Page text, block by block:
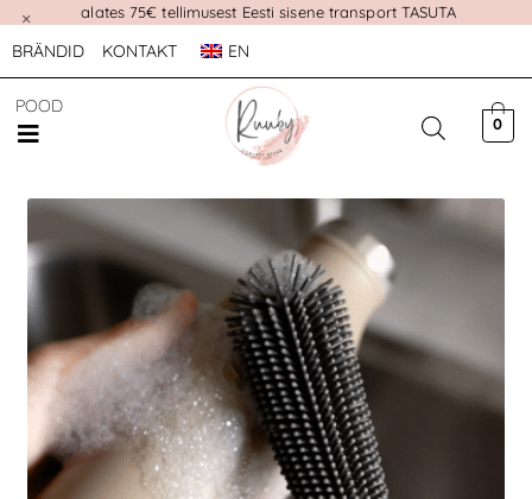
alates 75€ tellimusest Eesti sisene transport TASUTA
×
BRÄNDID KONTAKT EN
POOD
0